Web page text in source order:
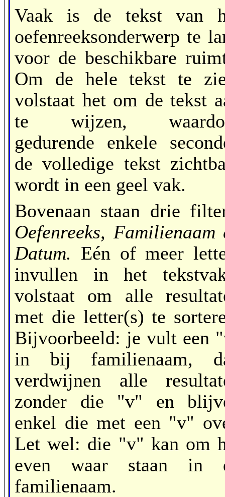
Vaak is de tekst van
oefenreeksonderwerp te
voor de beschikbare
Om de hele tekst te
volstaat het om de tekst
te wijzen,
gedurende enkele
de volledige tekst
wordt in een geel vak.
Bovenaan staan drie
Oefenreeks, Familienaam
Datum. Eén of meer
invullen in het
volstaat om alle
met die letter(s) te
Bijvoorbeeld: je vult een
in bij familienaam,
verdwijnen alle
zonder die "v" en
enkel die met een "v"
Let wel: die "v" kan om
even waar staan in
familienaam.